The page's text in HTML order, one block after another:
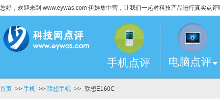
您好，欢迎来到 www.eywas.com 伊娃集中营，让我们一起对科技产品进行真实点评
手机点评 电脑点评
首页 >> 手机 >> 联想手机 >> 联想E160C